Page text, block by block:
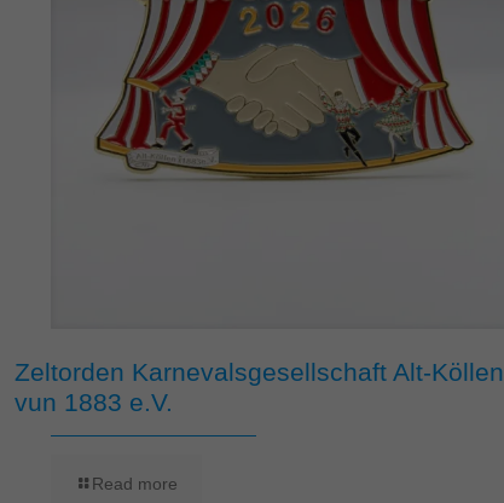
Zeltorden Karnevalsgesellschaft Alt-Köllen
vun 1883 e.V.
Read more